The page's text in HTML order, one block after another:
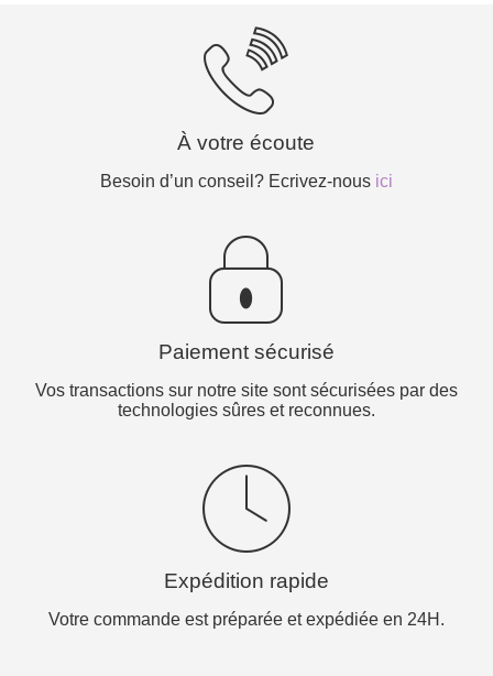
À votre écoute
Besoin d’un conseil? Ecrivez-nous ici
Paiement sécurisé
Vos transactions sur notre site sont sécurisées par des
technologies sûres et reconnues.
Expédition rapide
Votre commande est préparée et expédiée en 24H.